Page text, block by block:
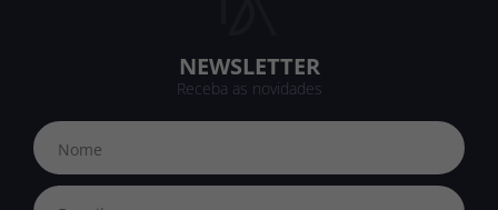
NEWSLETTER
Receba as novidades